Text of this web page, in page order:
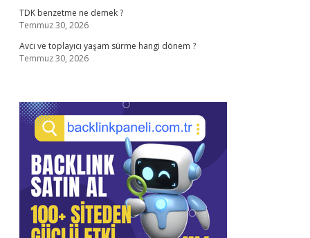
TDK benzetme ne demek ?
Temmuz 30, 2026
Avcı ve toplayıcı yaşam sürme hangi dönem ?
Temmuz 30, 2026